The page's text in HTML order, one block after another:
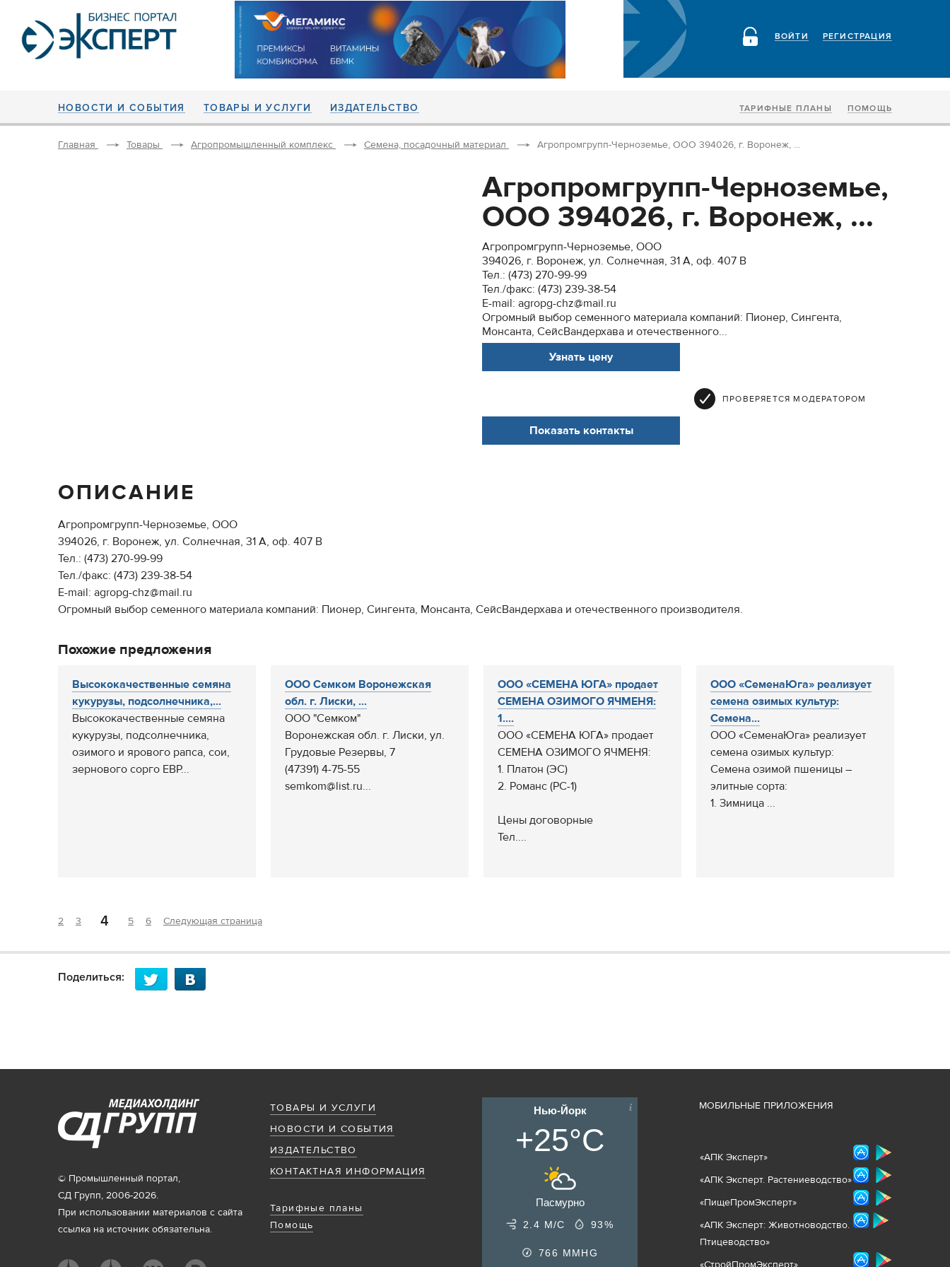
РЕГИСТРАЦИЯ
ВОЙТИ
НОВОСТИ И СОБЫТИЯ ТОВАРЫ И УСЛУГИ ИЗДАТЕЛЬСТВО ТАРИФНЫЕ ПЛАНЫ ПОМОЩЬ
Главная Товары Агропромышленный комплекс Семена, посадочный материал Агропромгрупп-Черноземье, ООО 394026, г. Воронеж, ...
Агропромгрупп-Черноземье,
ООО 394026, г. Воронеж, ...
Агропромгрупп-Черноземье, ООО
394026, г. Воронеж, ул. Солнечная, 31 А, оф. 407 В
Тел.: (473) 270-99-99
Тел./факс: (473) 239-38-54
E-mail: agropg-chz@mail.ru
Огромный выбор семенного материала компаний: Пионер, Сингента,
Монсанта, СейсВандерхава и отечественного...
Узнать цену
ПРОВЕРЯЕТСЯ МОДЕРАТОРОМ
Показать контакты
ОПИСАНИЕ
Агропромгрупп-Черноземье, ООО
394026, г. Воронеж, ул. Солнечная, 31 А, оф. 407 В
Тел.: (473) 270-99-99
Тел./факс: (473) 239-38-54
E-mail: agropg-chz@mail.ru
Огромный выбор семенного материала компаний: Пионер, Сингента, Монсанта, СейсВандерхава и отечественного производителя.
Похожие предложения
Высококачественные семяна
кукурузы, подсолнечника,...
Высококачественные семяна
кукурузы, подсолнечника,
озимого и ярового рапса, сои,
зернового сорго ЕВР...
ООО Семком Воронежская
обл. г. Лиски, ...
ООО "Семком"
Воронежская обл. г. Лиски, ул.
Грудовые Резервы, 7
(47391) 4-75-55
semkom@list.ru...
ООО «СЕМЕНА ЮГА» продает
СЕМЕНА ОЗИМОГО ЯЧМЕНЯ:
1....
ООО «СЕМЕНА ЮГА» продает
СЕМЕНА ОЗИМОГО ЯЧМЕНЯ:
1. Платон (ЭС)
2. Романс (РС-1)
Цены договорные
Тел....
ООО «СеменаЮга» реализует
семена озимых культур:
Семена...
ООО «СеменаЮга» реализует
семена озимых культур:
Семена озимой пшеницы –
элитные сорта:
1. Зимница ...
2 3 4 5 6 Следующая страница
Поделиться:
ТОВАРЫ И УСЛУГИ
НОВОСТИ И СОБЫТИЯ
ИЗДАТЕЛЬСТВО
КОНТАКТНАЯ ИНФОРМАЦИЯ
Тарифные планы
Помощь
© Промышленный портал,
СД Групп, 2006-2026.
При использовании материалов с сайта
ссылка на источник обязательна.
Нью-Йорк
+25°C
Пасмурно
2.4 М/С 93%
766 MMHG
МОБИЛЬНЫЕ ПРИЛОЖЕНИЯ
«АПК Эксперт»
«АПК Эксперт. Растениеводство»
«ПищеПромЭксперт»
«АПК Эксперт: Животноводство.
Птицеводство»